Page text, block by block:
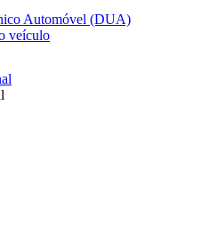
Automóvel (DUA)
veículo